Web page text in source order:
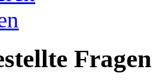
Fragen